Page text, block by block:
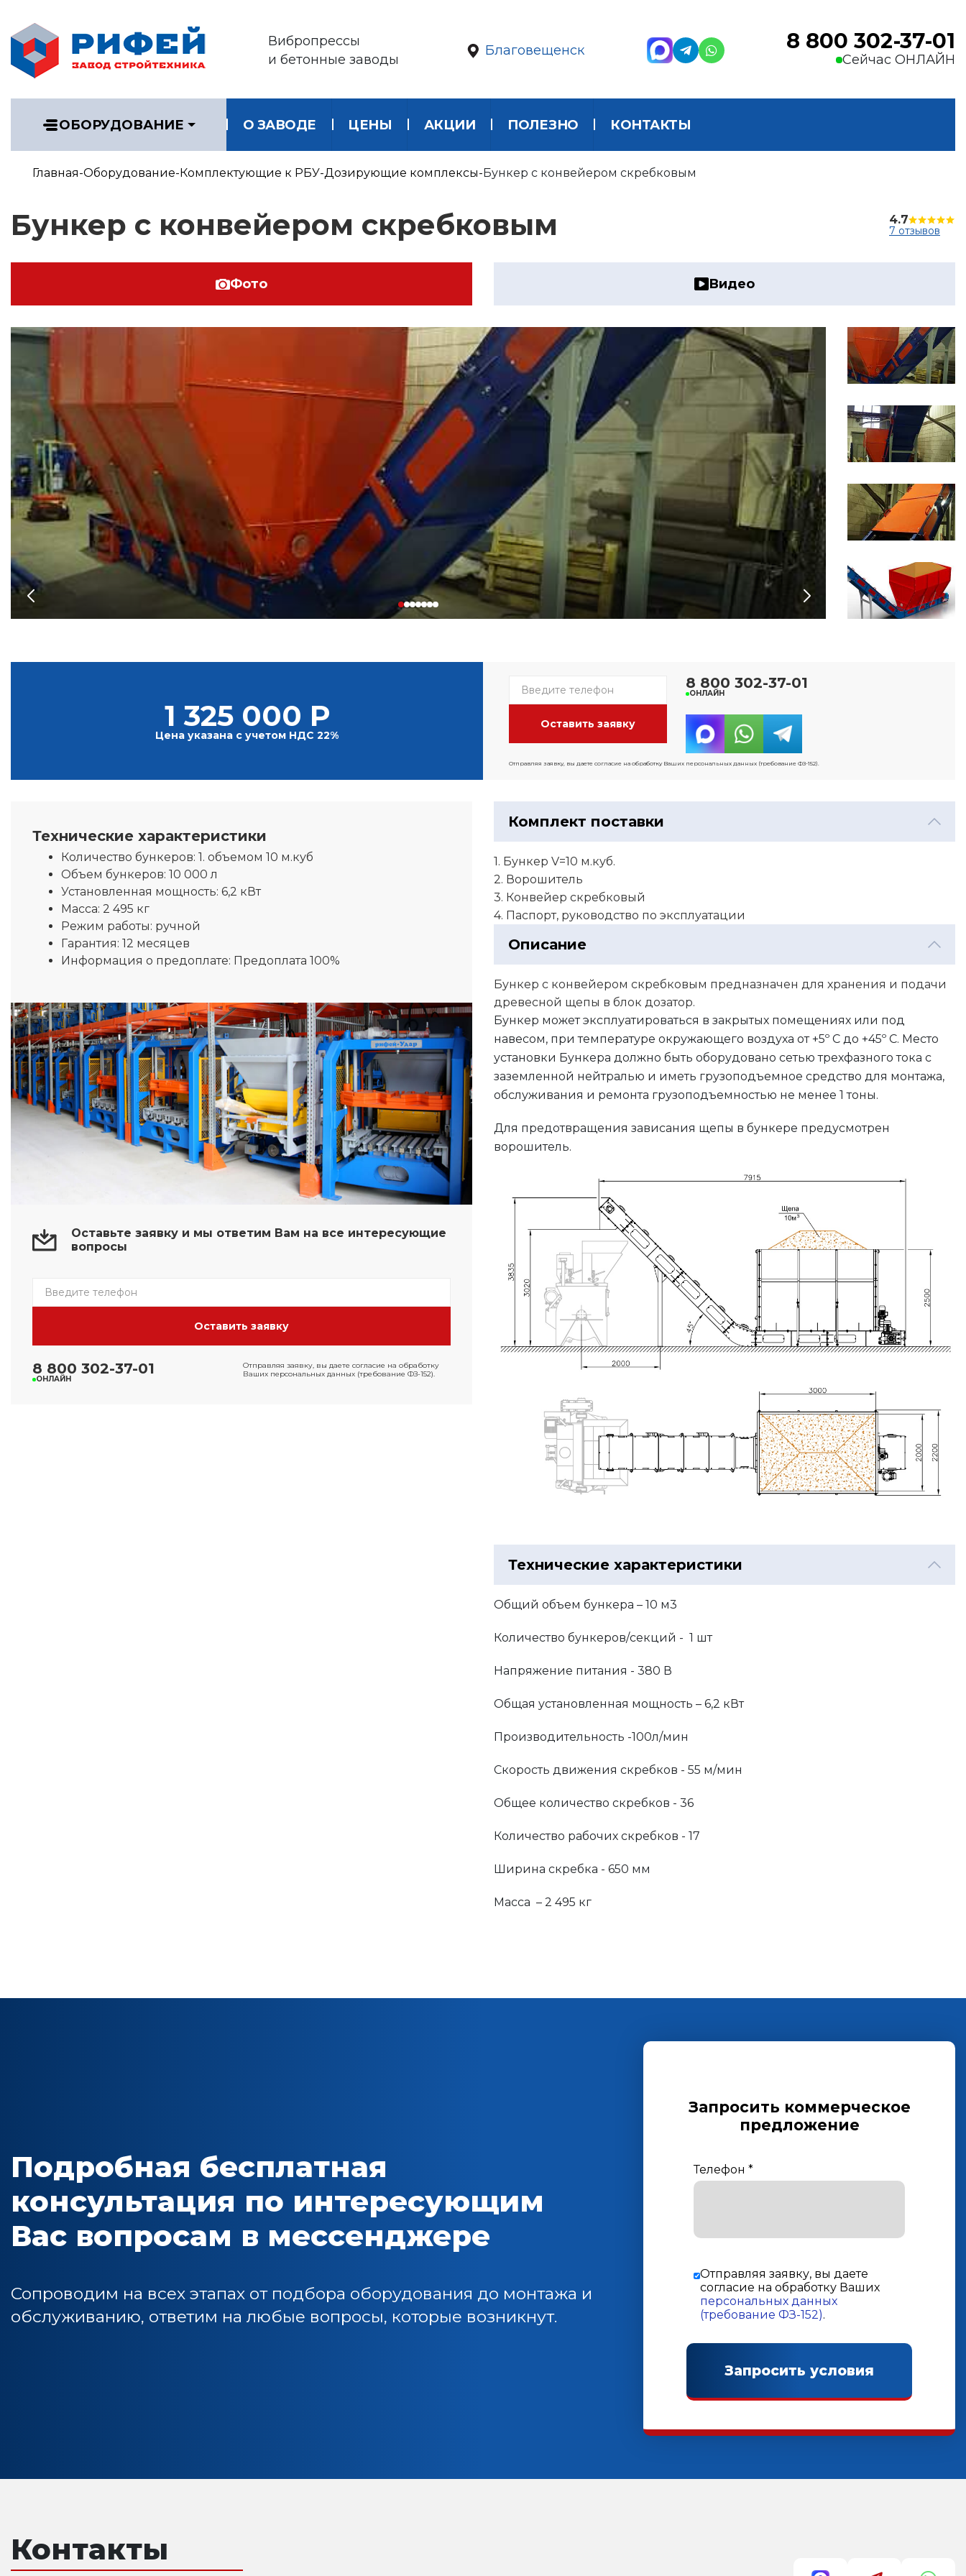
Вибропрессы
и бетонные заводы
Благовещенск 8 800 302-37-01
Сейчас ОНЛАЙН
ОБОРУДОВАНИЕ О ЗАВОДЕ ЦЕНЫ АКЦИИ ПОЛЕЗНО КОНТАКТЫ
Главная Оборудование Комплектующие к РБУ Дозирующие комплексы Бункер с конвейером скребковым
Бункер с конвейером скребковым 4.7
7 отзывов
Фото Видео
1 325 000 Р
Цена указана с учетом НДС 22%
8 800 302-37-01
ОНЛАЙН
Отправляя заявку, вы даете согласие на обработку Ваших персональных данных (требование ФЗ-152).
Технические характеристики
Количество бункеров: 1. объемом 10 м.куб
Объем бункеров: 10 000 л
Установленная мощность: 6,2 кВт
Масса: 2 495 кг
Режим работы: ручной
Гарантия: 12 месяцев
Информация о предоплате: Предоплата 100%
Оставьте заявку и мы ответим Вам на все интересующие
вопросы
8 800 302-37-01
ОНЛАЙН
Отправляя заявку, вы даете согласие на обработку
Ваших персональных данных (требование ФЗ-152).
Комплект поставки
1. Бункер V=10 м.куб.
2. Ворошитель
3. Конвейер скребковый
4. Паспорт, руководство по эксплуатации
Описание
Бункер с конвейером скребковым предназначен для хранения и подачи
древесной щепы в блок дозатор.
Бункер может эксплуатироваться в закрытых помещениях или под
навесом, при температуре окружающего воздуха от +5º С до +45º С. Место
установки Бункера должно быть оборудовано сетью трехфазного тока с
заземленной нейтралью и иметь грузоподъемное средство для монтажа,
обслуживания и ремонта грузоподъемностью не менее 1 тоны.
Для предотвращения зависания щепы в бункере предусмотрен
ворошитель.
Технические характеристики
Общий объем бункера – 10 м3
Количество бункеров/секций - 1 шт
Напряжение питания - 380 В
Общая установленная мощность – 6,2 кВт
Производительность -100л/мин
Скорость движения скребков - 55 м/мин
Общее количество скребков - 36
Количество рабочих скребков - 17
Ширина скребка - 650 мм
Масса – 2 495 кг
Подробная бесплатная
консультация по интересующим
Вас вопросам в мессенджере
Сопроводим на всех этапах от подбора оборудования до монтажа и
обслуживанию, ответим на любые вопросы, которые возникнут.
Запросить коммерческое
предложение
Телефон*
Отправляя заявку, вы даете
согласие на обработку Ваших
персональных данных
(требование ФЗ-152).
Контакты